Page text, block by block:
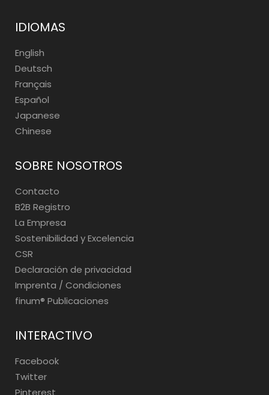
IDIOMAS
English
Deutsch
Français
Español
Japanese
Chinese
SOBRE NOSOTROS
Contacto
B2B Registro
La Empresa
Sostenibilidad y Excelencia
CSR
Declaración de privacidad
Imprenta / Condiciones
finum®️ Publicaciones
INTERACTIVO
Facebook
Twitter
Pinterest